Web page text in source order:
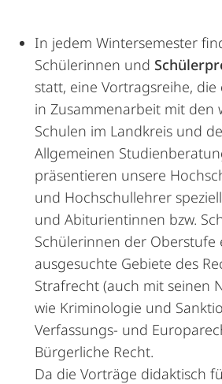
In jedem Wintersemester
Schülerinnen und
statt, eine Vortragsreihe,
in Zusammenarbeit mit den
Schulen im Landkreis und
Allgemeinen
präsentieren unsere
und Hochschullehrer
und Abiturientinnen bzw.
Schülerinnen der Oberstufe
ausgesuchte Gebiete des
Strafrecht (auch mit seinen
wie Kriminologie und
Verfassungs- und
Bürgerliche Recht.
Da die Vorträge didaktisch